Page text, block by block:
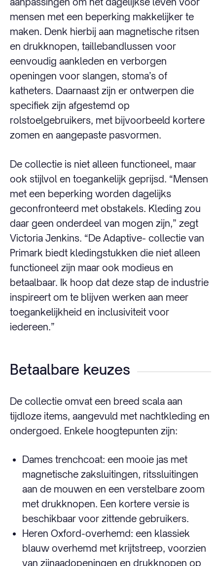
mensen met een beperking makkelijker te
maken. Denk hierbij aan magnetische ritsen
en drukknopen, taillebandlussen voor
eenvoudig aankleden en verborgen
openingen voor slangen, stoma’s of
katheters. Daarnaast zijn er ontwerpen die
specifiek zijn afgestemd op
rolstoelgebruikers, met bijvoorbeeld kortere
zomen en aangepaste pasvormen.
De collectie is niet alleen functioneel, maar
ook stijlvol en toegankelijk geprijsd. “Mensen
met een beperking worden dagelijks
geconfronteerd met obstakels. Kleding zou
daar geen onderdeel van mogen zijn,” zegt
Victoria Jenkins. “De Adaptive- collectie van
Primark biedt kledingstukken die niet alleen
functioneel zijn maar ook modieus en
betaalbaar. Ik hoop dat deze stap de industrie
inspireert om te blijven werken aan meer
toegankelijkheid en inclusiviteit voor
iedereen.”
Betaalbare keuzes
De collectie omvat een breed scala aan
tijdloze items, aangevuld met nachtkleding en
ondergoed. Enkele hoogtepunten zijn:
Dames trenchcoat: een mooie jas met
magnetische zaksluitingen, ritssluitingen
aan de mouwen en een verstelbare zoom
met drukknopen. Een kortere versie is
beschikbaar voor zittende gebruikers.
Heren Oxford-overhemd: een klassiek
blauw overhemd met krijtstreep, voorzien
van zijnaadopeningen en drukknopen op